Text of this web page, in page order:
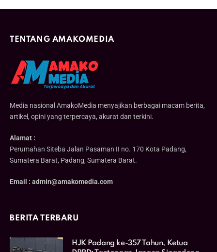
TENTANG AMAKOMEDIA
Media nasional AmakoMedia menyajikan berbagai macam berita,
artikel, opini yang terpercaya, akurat dan terkini.
Alamat :
Perumahan Siteba Jalan Pasaman II no. 170 Kota Padang,
Sumatera Barat, Padang, Sumatera Barat.
Email : admin@amakomedia.com
BERITA TERBARU
HJK Padang ke-357 Tahun, Ketua